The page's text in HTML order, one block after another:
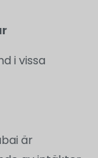
i vissa
är